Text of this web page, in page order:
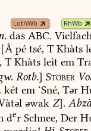
LothWb RhWb
das ABC.
[Â pé tsé, TKhàts
TKhàts leit em
Rotb.] Stöber
két em ‘Sné, Tər
əwak Z].
der Schnee, Der